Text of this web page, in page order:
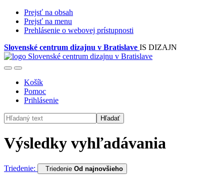
Prejsť na obsah
Prejsť na menu
Prehlásenie o webovej prístupnosti
Slovenské centrum dizajnu v Bratislave IS DIZAJN
Košík
Pomoc
Prihlásenie
Hľadať
Výsledky vyhľadávania
Triedenie: Triedenie Od najnovšieho